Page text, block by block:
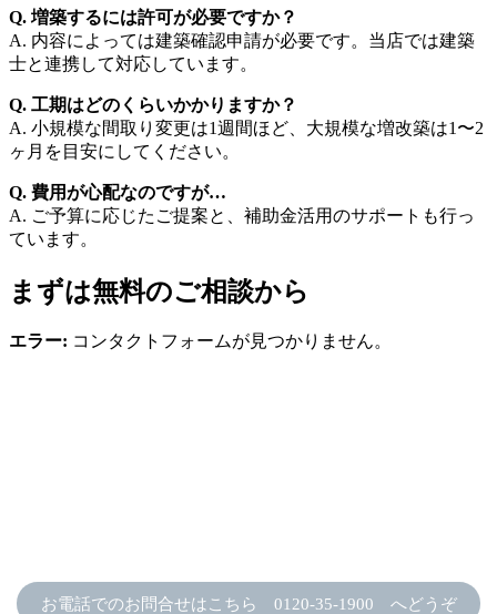
Q. 増築するには許可が必要ですか？
A. 内容によっては建築確認申請が必要です。当店では建築
士と連携して対応しています。
Q. 工期はどのくらいかかりますか？
A. 小規模な間取り変更は1週間ほど、大規模な増改築は1〜2
ヶ月を目安にしてください。
Q. 費用が心配なのですが…
A. ご予算に応じたご提案と、補助金活用のサポートも行っ
ています。
まずは無料のご相談から
エラー: コンタクトフォームが見つかりません。
お電話でのお問合せはこちら 0120-35-1900 へどうぞ